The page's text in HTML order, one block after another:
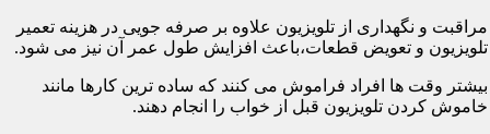
مراقبت و نگهداری از تلویزیون علاوه بر صرفه جویی در هزینه تعمیر
تلویزیون و تعویض قطعات،باعث افزایش طول عمر آن نیز می شود.
بیشتر وقت ها افراد فراموش می کنند که ساده ترین کارها مانند
خاموش کردن تلویزیون قبل از خواب را انجام دهند.